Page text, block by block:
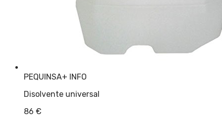
PEQUINSA+ INFO
Disolvente universal
86 €